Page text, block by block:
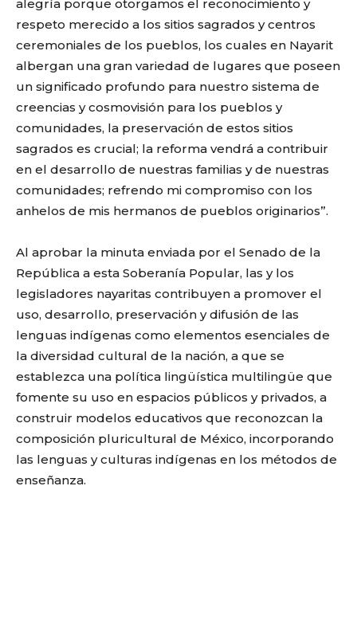
alegría porque otorgamos el reconocimiento y
respeto merecido a los sitios sagrados y centros
ceremoniales de los pueblos, los cuales en Nayarit
albergan una gran variedad de lugares que poseen
un significado profundo para nuestro sistema de
creencias y cosmovisión para los pueblos y
comunidades, la preservación de estos sitios
sagrados es crucial; la reforma vendrá a contribuir
en el desarrollo de nuestras familias y de nuestras
comunidades; refrendo mi compromiso con los
anhelos de mis hermanos de pueblos originarios”.
Al aprobar la minuta enviada por el Senado de la
República a esta Soberanía Popular, las y los
legisladores nayaritas contribuyen a promover el
uso, desarrollo, preservación y difusión de las
lenguas indígenas como elementos esenciales de
la diversidad cultural de la nación, a que se
establezca una política lingüística multilingüe que
fomente su uso en espacios públicos y privados, a
construir modelos educativos que reconozcan la
composición pluricultural de México, incorporando
las lenguas y culturas indígenas en los métodos de
enseñanza.